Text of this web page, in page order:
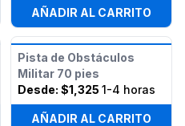
AÑADIR AL CARRITO
Pista de Obstáculos
Militar 70 pies
Desde: $1,325 1-4 horas
AÑADIR AL CARRITO